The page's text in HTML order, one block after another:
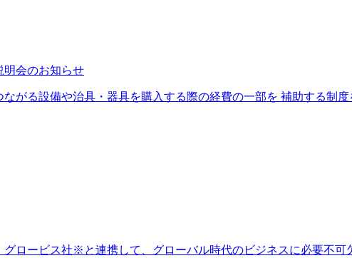
明会のお知らせ
がる設備や治具・器具を購入する際の経費の一部を 補助する制度
ロービス社※と連携して、グローバル時代のビジネスに必要不可